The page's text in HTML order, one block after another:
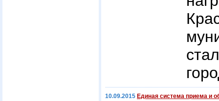
10.09.2015 Единая система приема и